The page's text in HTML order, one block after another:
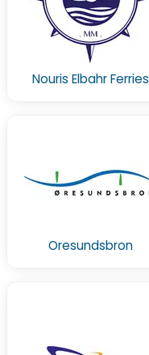
Nouris Elbahr Ferries
Oresundsbron